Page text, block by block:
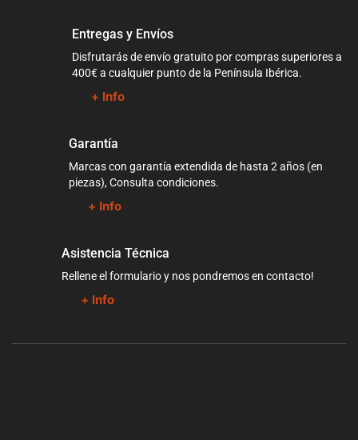
Entregas y Envíos
Disfrutarás de envío gratuito por compras superiores a
400€ a cualquier punto de la Península Ibérica.
+ Info
Garantía
Marcas con garantía extendida de hasta 2 años (en
piezas), Consulta condiciones.
+ Info
Asistencia Técnica
Rellene el formulario y nos pondremos en contacto!
+ Info